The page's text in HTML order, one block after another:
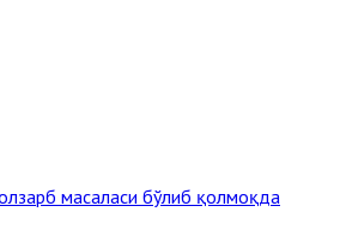
масаласи бўлиб қолмоқда